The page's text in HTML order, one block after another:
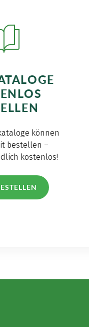
können
bestellen –
kostenlos!